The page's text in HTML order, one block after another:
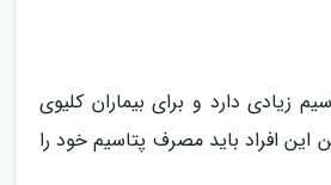
زیادی دارد و برای بیماران کلیوی
این افراد باید مصرف پتاسیم خود را